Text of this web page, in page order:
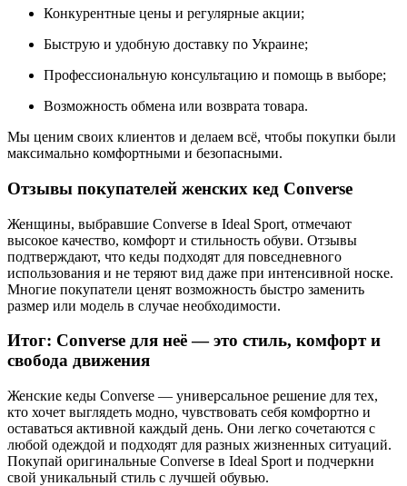
Конкурентные цены и регулярные акции;
Быструю и удобную доставку по Украине;
Профессиональную консультацию и помощь в выборе;
Возможность обмена или возврата товара.
Мы ценим своих клиентов и делаем всё, чтобы покупки были
максимально комфортными и безопасными.
Отзывы покупателей женских кед Converse
Женщины, выбравшие Converse в Ideal Sport, отмечают
высокое качество, комфорт и стильность обуви. Отзывы
подтверждают, что кеды подходят для повседневного
использования и не теряют вид даже при интенсивной носке.
Многие покупатели ценят возможность быстро заменить
размер или модель в случае необходимости.
Итог: Converse для неё — это стиль, комфорт и
свобода движения
Женские кеды Converse — универсальное решение для тех,
кто хочет выглядеть модно, чувствовать себя комфортно и
оставаться активной каждый день. Они легко сочетаются с
любой одеждой и подходят для разных жизненных ситуаций.
Покупай оригинальные Converse в Ideal Sport и подчеркни
свой уникальный стиль с лучшей обувью.